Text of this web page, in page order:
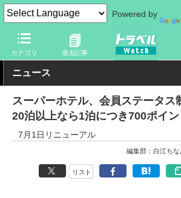
Powered by
カテゴリ 過去記事
トラベル Watch 旅の情報 ホテル・旅館
ニュース
スーパーホテル、会員ステータス
20泊以上なら1泊につき700ポイ
7月1日リニューアル
編集部：白江ちな
リスト